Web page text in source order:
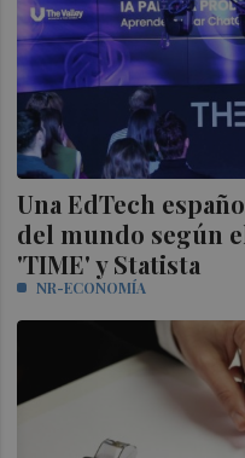
Una EdTech
del mundo según
'TIME' y Statista
NR-ECONOMÍA